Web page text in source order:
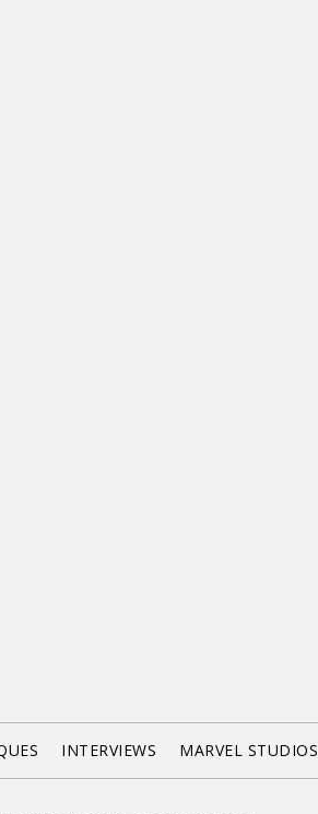
INTERVIEWS MARVEL STUDIOS